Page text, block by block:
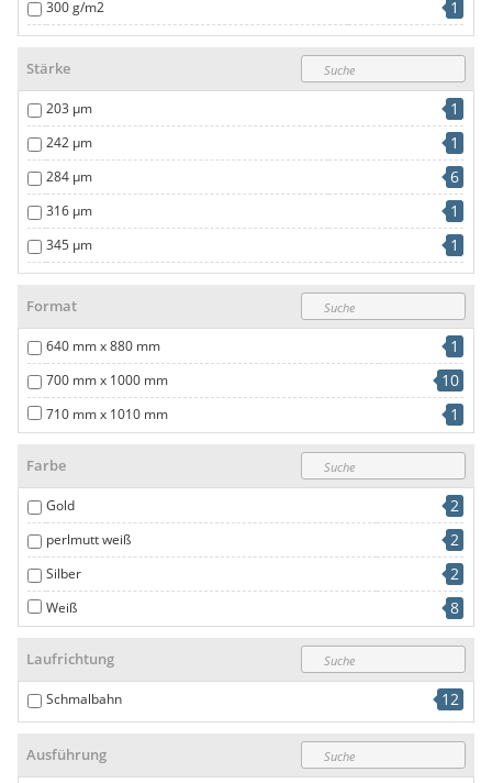
300 g/m2 1
350 g/m2 1
400 g/m2
Stärke
203 µm 1
242 µm 1
284 µm 6
316 µm 1
345 µm 1
403 µm 1
460 µm
Format
640 mm x 880 mm 1
700 mm x 1000 mm 10
710 mm x 1010 mm 1
Farbe
Gold 2
perlmutt weiß 2
Silber 2
Weiß 8
Laufrichtung
Schmalbahn 12
Ausführung